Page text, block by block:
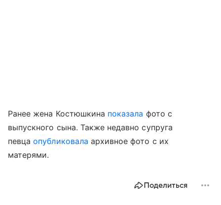
Ранее жена Костюшкина показала фото с
выпускного сына. Также недавно супруга
певцаопубликовала архивное фото с их
матерями.
Поделиться